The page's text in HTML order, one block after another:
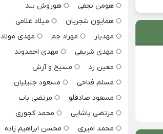
هومن نجفی
هوروش بند
همایون شجریان
میلاد غلامی
مهدیار
مهراد جم
مهدی مولاد
مهدی شریفی
مهدی احمدوند
معین زد
مسیح و آرش
مسلم فتاحی
مسعود جلیلیان
مسعود صادقلو
مرتضی باب
مرتضی پاشایی
محمد کجوری
محمد امیری
محسن ابراهیم زاده